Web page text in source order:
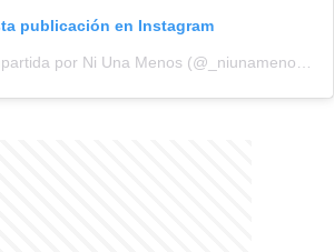
publicación en Instagram
Una publicación compartida por Ni Una Menos (@_niunamenos_)